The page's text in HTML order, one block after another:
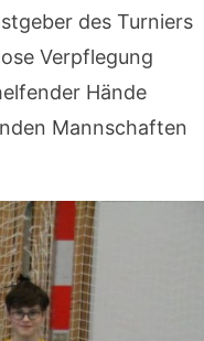
des Turniers
Verpflegung
Hände
Mannschaften